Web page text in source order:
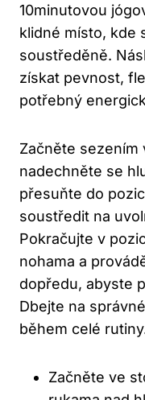
10minutovou
klidné místo, kde
soustředěně.
získat pevnost,
potřebný
Začněte sezením
nadechněte se
přesuňte do
soustředit na
Pokračujte v
nohama a
dopředu, abyste
Dbejte na
během celé
Začněte ve